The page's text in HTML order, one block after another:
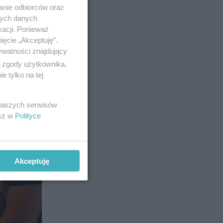
odbiorców oraz
danych
Ponieważ
„Akceptuję”.
znajdujący
użytkownika,
tylko na tej
serwisów
w Polityce
Akceptuję